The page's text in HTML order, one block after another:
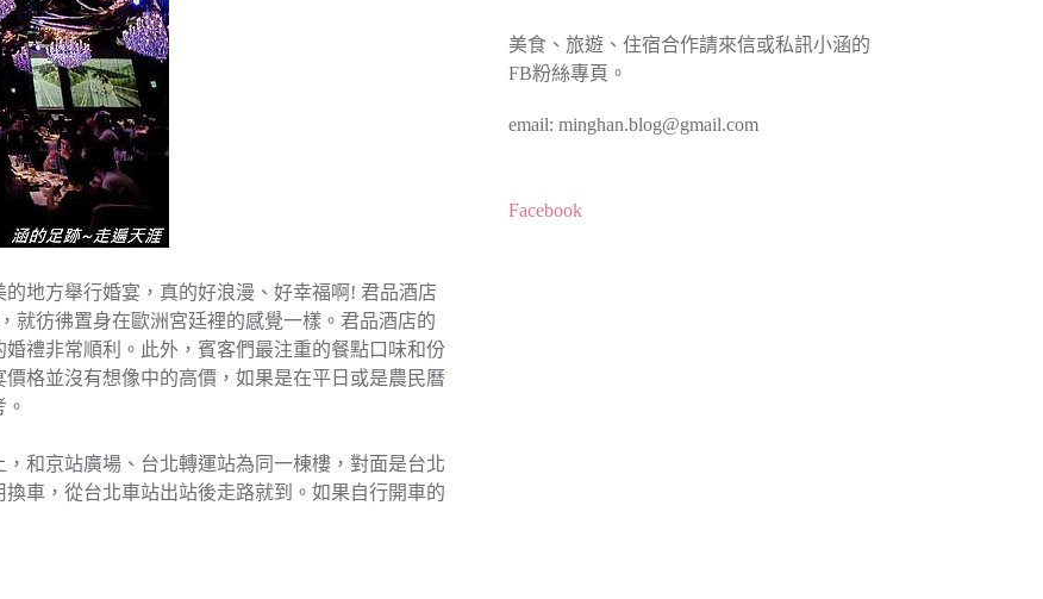
的地方舉行婚宴，真的好浪漫、好幸福啊! 君品酒店
就彷彿置身在歐洲宮廷裡的感覺一樣。君品酒店的
禮非常順利。此外，賓客們最注重的餐點口味和份
格並沒有想像中的高價，如果是在平日或是農民曆
和京站廣場、台北轉運站為同一棟樓，對面是台北
車，從台北車站出站後走路就到。如果自行開車的
美食、旅遊、住宿合作請來信或私訊小涵的
FB粉絲專頁。
email: minghan.blog@gmail.com
Facebook